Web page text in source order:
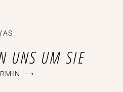
UNS UM SIE
⟶